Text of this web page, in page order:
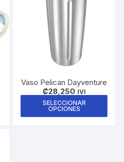
Vaso Pelican Dayventure
₡28,250 IVI
SELECCIONAR
OPCIONES